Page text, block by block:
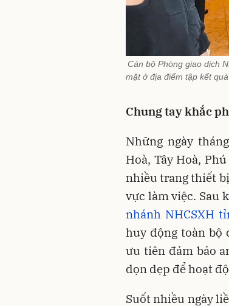
Cán bộ Phòng giao dịch
mặt ở địa điểm tập kết
Chung tay khắc
Những ngày
Hoà, Tây Hoà,
nhiều trang thiết
vực làm việc. Sau
nhánh NHCSXH
huy động toàn bộ
ưu tiên đảm bảo
dọn dẹp để hoạt
Suốt nhiều ngày